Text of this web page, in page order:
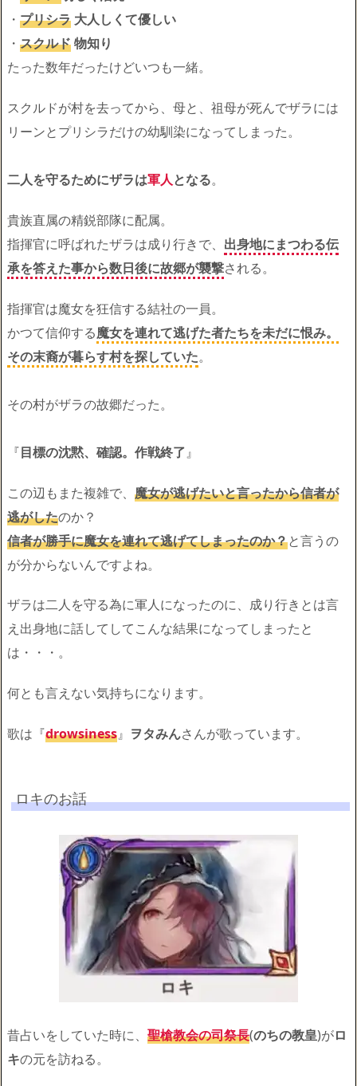
・ プリシラ 大人しくて優しい
・ スクルド物知り
たった数年だったけどいつも一緒。
スクルドが村を去ってから、母と、祖母が死んでザラには
リーンとプリシラだけの幼馴染になってしまった。
二人を守るためにザラは軍人となる。
貴族直属の精鋭部隊に配属。
指揮官に呼ばれたザラは成り行きで、 出身地にまつわる伝
承を答えた事から数日後に故郷が襲撃される。
指揮官は魔女を狂信する結社の一員。
かつて信仰する魔女を連れて逃げた者たちを未だに恨み。
その末裔が暮らす村を探していた。
その村がザラの故郷だった。
『目標の沈黙、確認。作戦終了』
この辺もまた複雑で、 魔女が逃げたいと言ったから信者が
逃がしたのか？
信者が勝手に魔女を連れて逃げてしまったのか？と言うの
が分からないんですよね。
ザラは二人を守る為に軍人になったのに、成り行きとは言
え出身地に話してしてこんな結果になってしまったと
は・・・。
何とも言えない気持ちになります。
歌は『drowsiness』 ヲタみんさんが歌っています。
ロキのお話
昔占いをしていた時に、 聖槍教会の司祭長(のちの教皇)がロ
キの元を訪ねる。